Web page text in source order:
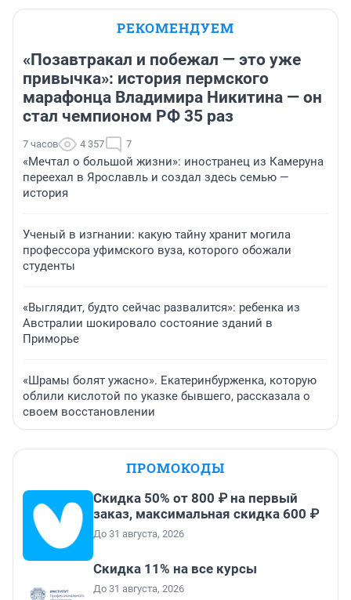
РЕКОМЕНДУЕМ
«Позавтракал и побежал — это уже
привычка»: история пермского
марафонца Владимира Никитина — он
стал чемпионом РФ 35 раз
7 часов 4 357 7
«Мечтал о большой жизни»: иностранец из Камеруна
переехал в Ярославль и создал здесь семью —
история
Ученый в изгнании: какую тайну хранит могила
профессора уфимского вуза, которого обожали
студенты
«Выглядит, будто сейчас развалится»: ребенка из
Австралии шокировало состояние зданий в
Приморье
«Шрамы болят ужасно». Екатеринбурженка, которую
облили кислотой по указке бывшего, рассказала о
своем восстановлении
ПРОМОКОДЫ
Скидка 50% от 800 ₽ на первый
заказ, максимальная скидка 600 ₽
До 31 августа, 2026
Скидка 11% на все курсы
До 31 августа, 2026